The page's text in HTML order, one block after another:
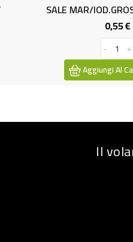
IOD.GROSSO T&T KG.1
Al Carrello
Il